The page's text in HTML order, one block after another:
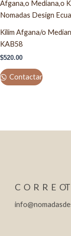
Kilim Afgana/o
KAB58
$520.00
Contactar
CORREO